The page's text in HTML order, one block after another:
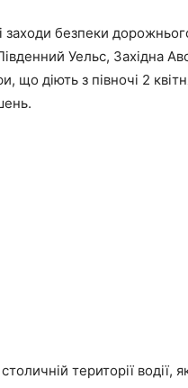
заходи безпеки
Уельс, Західна
що діють з півночі 2
території водії,